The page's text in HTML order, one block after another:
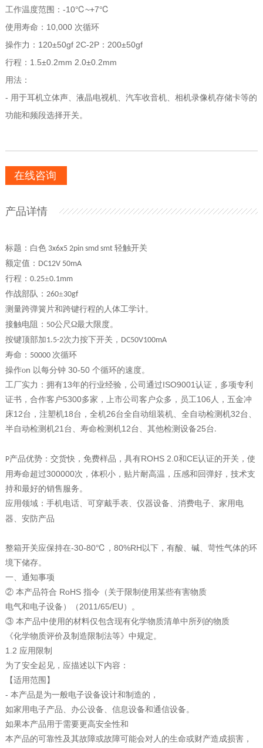
工作温度范围：-10℃~+7℃
使用寿命：10,000 次循环
操作力：120±50gf 2C-2P：200±50gf
行程：1.5±0.2mm 2.0±0.2mm
用法：
- 用于耳机立体声、液晶电视机、汽车收音机、相机录像机存储卡等的
功能和频段选择开关。
在线咨询
产品详情
标题： 白色 3x6x5 2pin smd smt 轻触开关
额定值：DC12V 50mA
行程：0.25±0.1mm
作战部队 ： 260±30gf
测量跨弹簧片和跨键行程的人体工学计。
接触电阻 ： 50公尺Ω最大限度。
按键顶部加1.5-2次力按下开关，DC50V100mA
寿命 ： 50000 次循环
操作on 以每分钟 30-50 个循环的速度。
工厂实力：拥有13年的行业经验，公司通过ISO9001认证，多项专利
证书，合作客户5300多家，上市公司客户众多，员工106人，五金冲
床12台，注塑机18台，全机26台全自动组装机、全自动检测机32台、
半自动检测机21台、寿命检测机12台、其他检测设备25台.
P产品优势：交货快，免费样品，具有ROHS 2.0和CE认证的开关，使
用寿命超过300000次，体积小，贴片耐高温，压感和回弹好，技术支
持和最好的销售服务。
应用领域：手机电话、可穿戴手表、仪器设备、消费电子、家用电
器、安防产品
整箱开关应保持在-30-80℃，80%RH以下，有酸、碱、苛性气体的环
境下储存。
一、通知事项
② 本产品符合 RoHS 指令（关于限制使用某些有害物质
电气和电子设备）（2011/65/EU）。
③ 本产品中使用的材料仅包含现有化学物质清单中所列的物质
《化学物质评价及制造限制法等》中规定。
1.2 应用限制
为了安全起见，应描述以下内容：
【适用范围】
- 本产品是为一般电子设备设计和制造的，
如家用电子产品、办公设备、信息设备和通信设备。
如果本产品用于需要更高安全性和
本产品的可靠性及其故障或故障可能会对人的生命或财产造成损害，